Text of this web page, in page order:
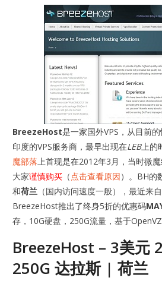
BreezeHost是一家国外VPS，从目前
印度的VPS服务商，最早出现在LEB上的
魔部落上首现是在2012年3月，当时微
大家谨慎购买 （点击查看原因）。BH的
和荷兰 （国内访问速度一般），最近来自
BreezeHost推出了终身5折的优惠码
存，10G硬盘，250G流量，基于OpenVZ
BreezeHost – 3美元
250G 达拉斯 | 荷兰